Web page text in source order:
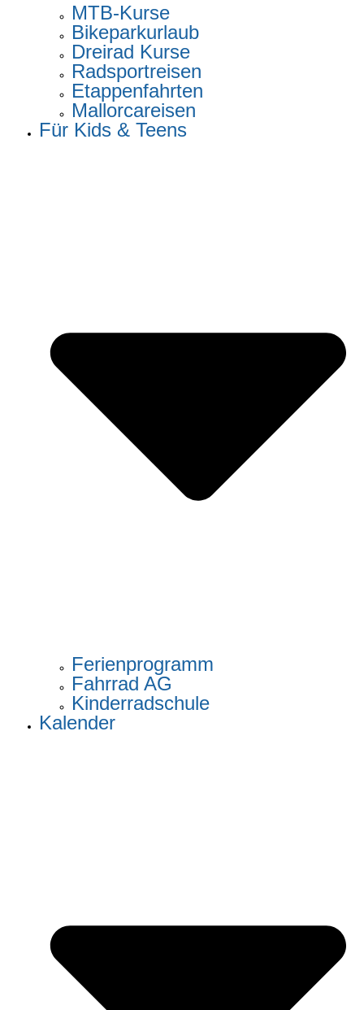
MTB-Kurse
Bikeparkurlaub
Dreirad Kurse
Radsportreisen
Etappenfahrten
Mallorcareisen
Für Kids & Teens
Ferienprogramm
Fahrrad AG
Kinderradschule
Kalender